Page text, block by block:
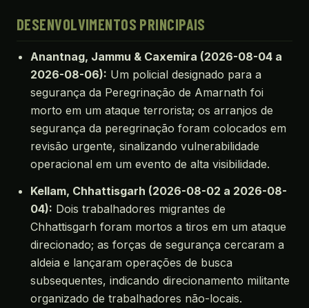
DESENVOLVIMENTOS PRINCIPAIS
Anantnag, Jammu & Caxemira (2026-08-04 a
2026-08-06): Um policial designado para a
segurança da Peregrinação de Amarnath foi
morto em um ataque terrorista; os arranjos de
segurança da peregrinação foram colocados em
revisão urgente, sinalizando vulnerabilidade
operacional em um evento de alta visibilidade.
Kellam, Chhattisgarh (2026-08-02 a 2026-08-
04): Dois trabalhadores migrantes de
Chhattisgarh foram mortos a tiros em um ataque
direcionado; as forças de segurança cercaram a
aldeia e lançaram operações de busca
subsequentes, indicando direcionamento militante
organizado de trabalhadores não-locais.